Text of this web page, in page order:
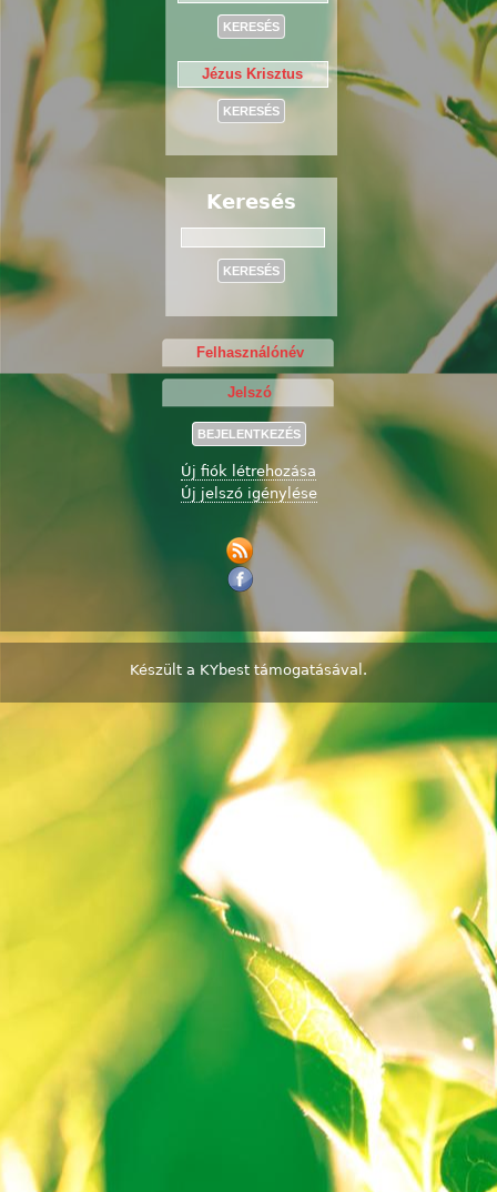
Keresés
Új fiók létrehozása
Új jelszó igénylése
Készült a KYbest támogatásával.